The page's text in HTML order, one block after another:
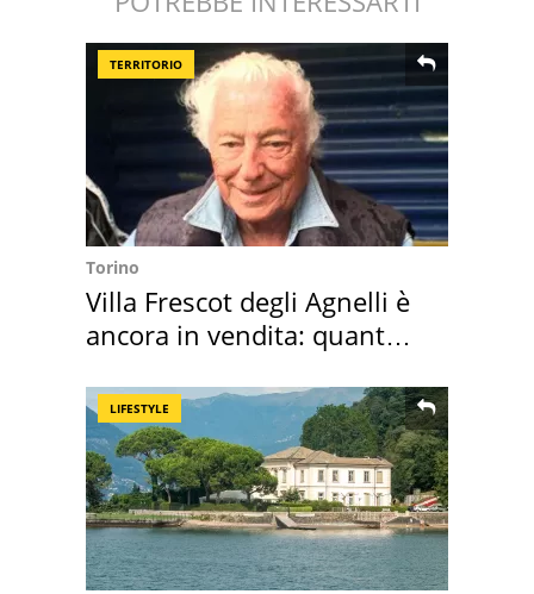
TERRITORIO
Torino
Villa Frescot degli Agnelli è
ancora in vendita: quanto
LIFESTYLE